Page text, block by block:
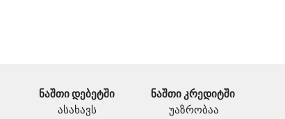
ნაშთი დებეტში
ასახავს
ნაშთი კრედიტში
უაზრობაა